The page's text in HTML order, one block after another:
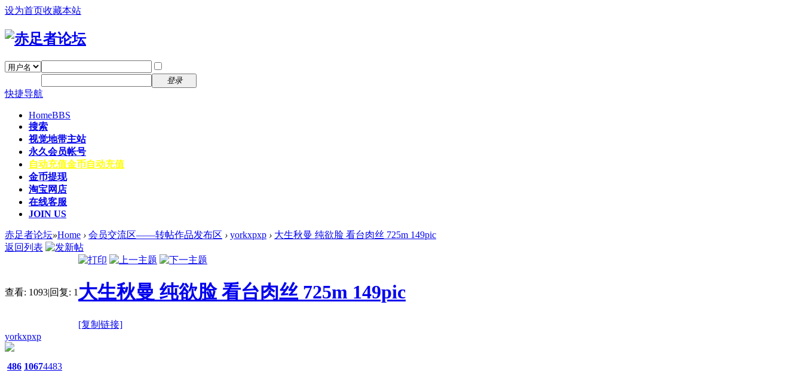
设为首页收藏本站
登录
快捷导航
HomeBBS
搜索
视觉地带主站
永久会员帐号
自动充值金币自动充值
金币提现
淘宝网店
在线客服
JOIN US
赤足者论坛»Home › 会员交流区——转帖作品发布区 › yorkxpxp › 大生秋曼 纯欲脸 看台肉丝 725m 149pic
返回列表
查看: 1093|回复: 1 大生秋曼 纯欲脸 看台肉丝 725m 149pic
[复制链接]
yorkxpxp
486 10674483